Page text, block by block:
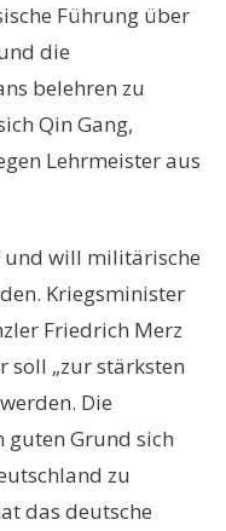
Führung über
die
belehren zu
Qin Gang,
Lehrmeister aus
und will militärische
Kriegsminister
Friedrich Merz
soll „zur stärksten
Die
guten Grund sich
zu
das deutsche